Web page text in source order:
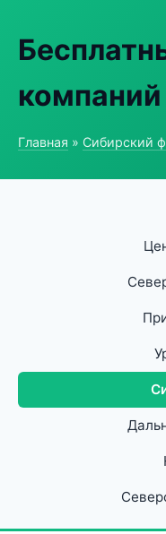
компаний
Главная » Сибирский